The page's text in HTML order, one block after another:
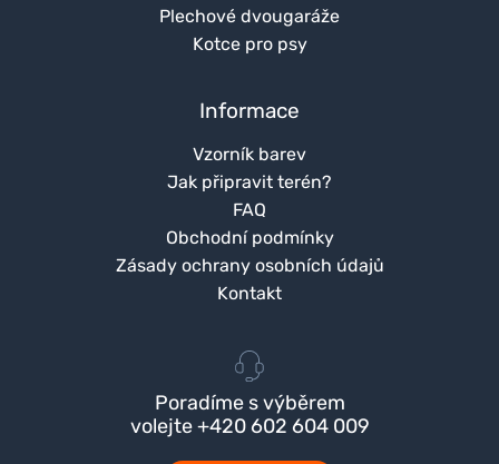
Plechové dvougaráže
Kotce pro psy
Informace
Vzorník barev
Jak připravit terén?
FAQ
Obchodní podmínky
Zásady ochrany osobních údajů
Kontakt
Poradíme s výběrem
volejte +420 602 604 009